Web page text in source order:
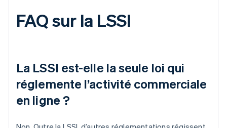
FAQ sur la LSSI
La LSSI est-elle la seule loi qui
réglemente l’activité commerciale
en ligne ?